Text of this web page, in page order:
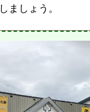
ましょう。